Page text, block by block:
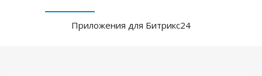
Приложения для Битрикс24